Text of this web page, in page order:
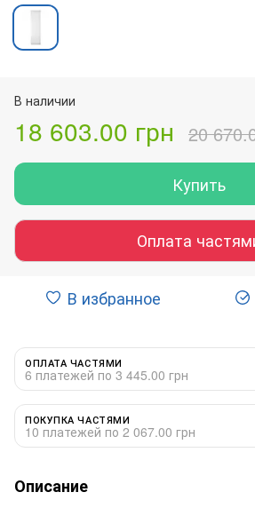
В наличии
18 603.00 грн 20
Купить
Оплата
В избранное
ОПЛАТА ЧАСТЯМИ
6 платежей по 3 445.00 грн
ПОКУПКА ЧАСТЯМИ
10 платежей по 2 067.00 грн
Описание